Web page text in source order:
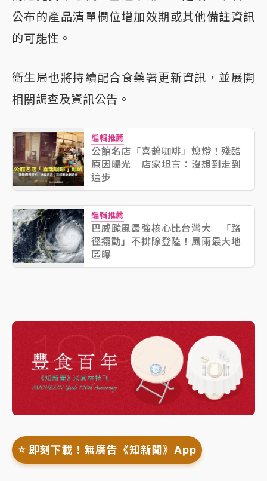
公布的產品清單欄位增加效期或其他備註資訊
的可能性。
衛生局也將持續配合食藥署更新資訊，並展開
相關調查及資訊公告。
編輯推薦
公館名店「喜鵲咖啡」熄燈！殘酷
原因曝光 店家坦言：沒想到走到
這步
編輯推薦
巴威颱風最強核心比台灣大 「路
徑擺動」不排除登陸！風雨最大地
區曝
⭐️ 即刻下載！無廣告《知新聞》App